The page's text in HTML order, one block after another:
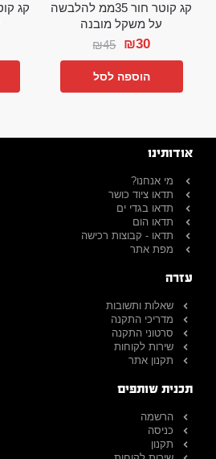
קג קוטר חור 35ממ להלבשה
על משקל מובנה
₪45 ₪30
הוספה לסל
אודותינו
מי אנחנו?
תדאו ציוד כושר
תדאו בגדי ים
תדאו הום
תדאו - קבוצות רכישה
מפת אתר
עזרה
שאלות ותשובות
מדריכי התקנה
סרטוני התקנה
שירות לקוחות
תקנון אתר
תכנית שותפים
הרשמה
כניסה
תקנון